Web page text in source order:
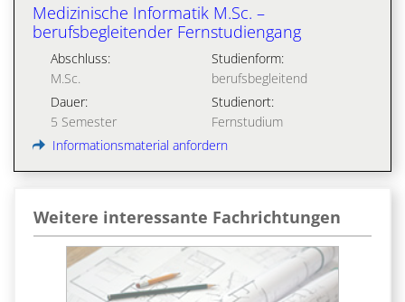
Medizinische Informatik M.Sc. –
berufsbegleitender Fernstudiengang
Abschluss:
M.Sc.
Studienform:
berufsbegleitend
Dauer:
5 Semester
Studienort:
Fernstudium
Informationsmaterial anfordern
Weitere interessante Fachrichtungen